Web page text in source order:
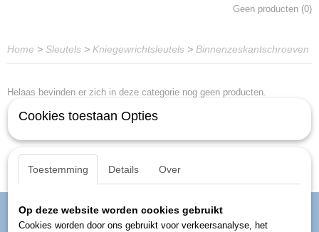
Geen producten (0)
Home > Sleutels > Kniegewrichtsleutels > Binnenzeskantschroeven
Helaas bevinden er zich in deze categorie nog geen producten.
Probeert u het later nog eens!
Informatie
Cookies toestaan Opties
Toestemming Details Over
Op deze website worden cookies gebruikt
Cookies worden door ons gebruikt voor verkeersanalyse, het